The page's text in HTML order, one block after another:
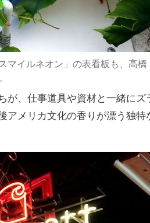
マイルネオン」の表看板も、高橋
が、仕事道具や資材と一緒にズ
アメリカ文化の香りが漂う独特